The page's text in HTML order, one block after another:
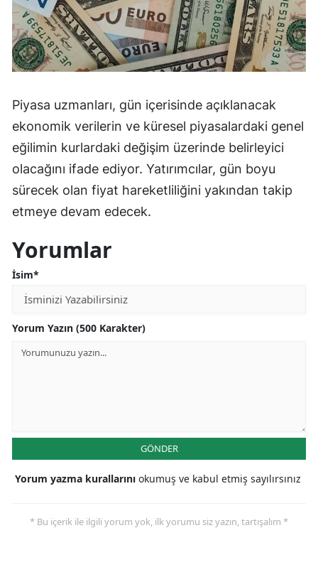
Piyasa uzmanları, gün içerisinde açıklanacak
ekonomik verilerin ve küresel piyasalardaki genel
eğilimin kurlardaki değişim üzerinde belirleyici
olacağını ifade ediyor. Yatırımcılar, gün boyu
sürecek olan fiyat hareketliliğini yakından takip
etmeye devam edecek.
Yorumlar
İsim*
Yorum Yazın (500 Karakter)
GÖNDER
Yorum yazma kurallarını okumuş ve kabul etmiş sayılırsınız
* Bu içerik ile ilgili yorum yok, ilk yorumu siz yazın, tartışalım *